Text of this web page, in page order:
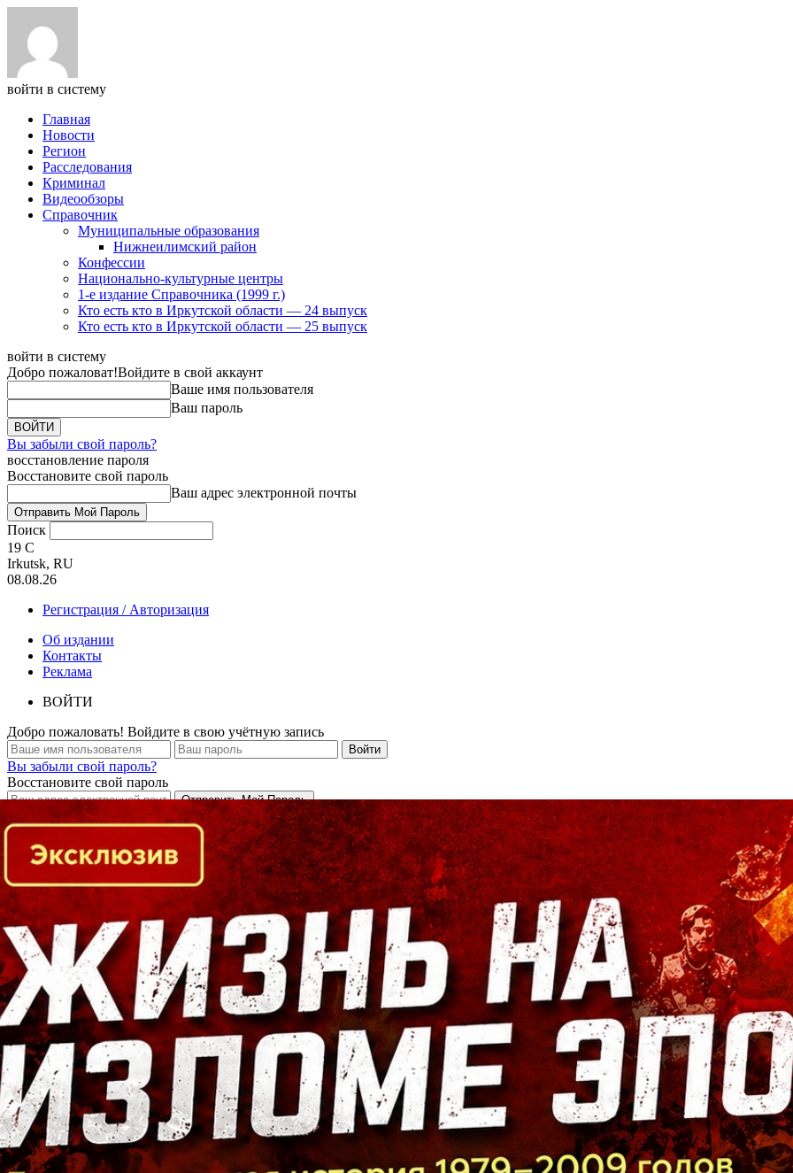
войти в систему
Главная
Новости
Регион
Расследования
Криминал
Видеообзоры
Справочник
Муниципальные образования
Нижнеилимский район
Конфессии
Национально-культурные центры
1-е издание Справочника (1999 г.)
Кто есть кто в Иркутской области — 24 выпуск
Кто есть кто в Иркутской области — 25 выпуск
войти в систему
Добро пожаловат!Войдите в свой аккаунт
Ваше имя пользователя
Ваш пароль
Вы забыли свой пароль?
восстановление пароля
Восстановите свой пароль
Ваш адрес электронной почты
Поиск
19 C
Irkutsk, RU
08.08.26
Регистрация / Авторизация
Об издании
Контакты
Реклама
ВОЙТИ
Добро пожаловать! Войдите в свою учётную запись
Вы забыли свой пароль?
Восстановите свой пароль
Кто есть кто в Байкальском регионе